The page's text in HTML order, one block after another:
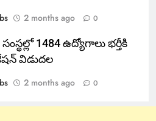
2 months ago 0
1484 ఉద్యోగాలు భర్తీకి
విడుదల
2 months ago 0